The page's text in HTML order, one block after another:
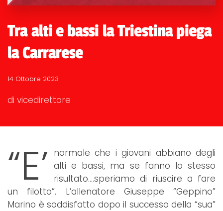
Tra alti e bassi la Triestina piega
la Carrarese
14 Ottobre 2023
di vicedirettore
“E’ normale che i giovani abbiano degli
alti e bassi, ma se fanno lo stesso
risultato….speriamo di riuscire a fare
un filotto”. L’allenatore Giuseppe “Geppino”
Marino è soddisfatto dopo il successo della “sua”